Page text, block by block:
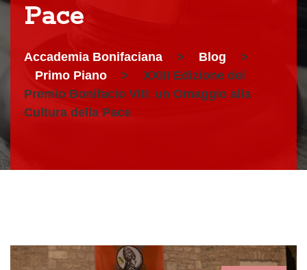
Pace
Accademia Bonifaciana > Blog
>
Primo Piano
>
XXIII Edizione del
Premio Bonifacio VIII: un Omaggio alla
Cultura della Pace